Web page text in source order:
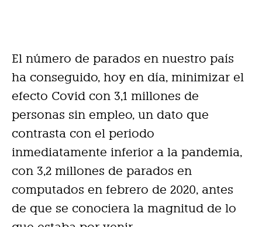
El número de parados en nuestro país
ha conseguido, hoy en día, minimizar el
efecto Covid con 3,1 millones de
personas sin empleo, un dato que
contrasta con el periodo
inmediatamente inferior a la pandemia,
con 3,2 millones de parados en
computados en febrero de 2020, antes
de que se conociera la magnitud de lo